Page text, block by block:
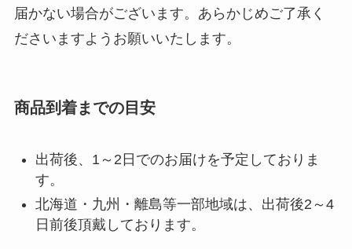
届かない場合がございます。あらかじめご了承く
ださいますようお願いいたします。
商品到着までの目安
出荷後、1～2日でのお届けを予定しておりま
す。
北海道・九州・離島等一部地域は、出荷後2～4
日前後頂戴しております。